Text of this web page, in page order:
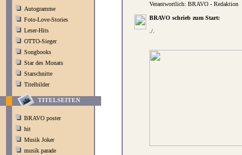
Autogramme
Foto-Love-Stories
Leser-Hits
OTTO-Sieger
Songbooks
Star des Monats
Starschnitte
Titelbilder
TITELSEITEN
BRAVO poster
hit
Musik Joker
musik parade
Verantwortlich: BRAVO - Redaktion
BRAVO schrieb zum Start:
./.